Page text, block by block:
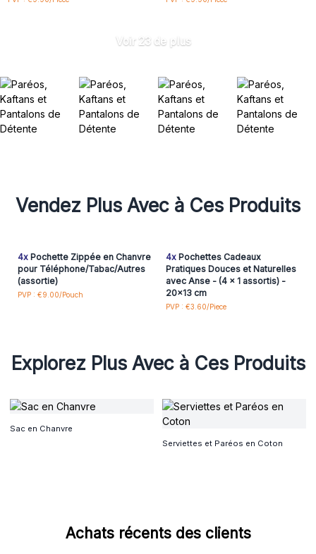
Voir 23 de plus
Vendez Plus Avec à Ces Produits
4xPochette Zippée en Chanvre
pour Téléphone/Tabac/Autres
(assortie)
PVP : €9.00/Pouch
4xPochettes Cadeaux
Pratiques Douces et Naturelles
avec Anse - (4 x 1 assortis) -
20x13 cm
PVP : €3.60/Piece
Explorez Plus Avec à Ces Produits
Sac en Chanvre
Serviettes et Paréos en Coton
Achats récents des clients